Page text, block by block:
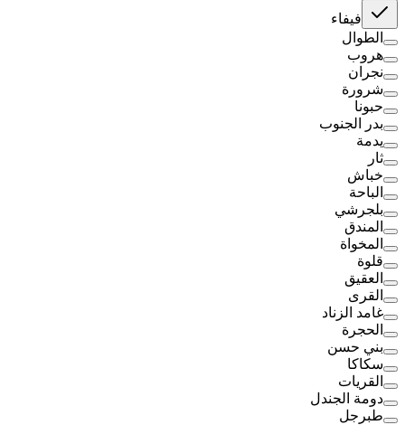
فيفاء
الطوال
هروب
نجران
شرورة
حبونا
بدر الجنوب
يدمة
ثار
خباش
الباحة
بلجرشي
المندق
المخواة
قلوة
العقيق
القرى
غامد الزناد
الحجرة
بني حسن
سكاكا
القريات
دومة الجندل
طبرجل